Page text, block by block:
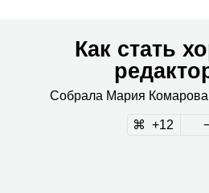
Как стать
Собрала Мария Кома­рова
12